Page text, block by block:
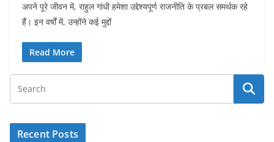
अपने पूरे जीवन में, राहुल गांधी हमेशा उद्देश्यपूर्ण राजनीति के प्रबल समर्थक रहे
हैं। इन वर्षों में, उन्होंने कई मुद्दों
Read More
Recent Posts